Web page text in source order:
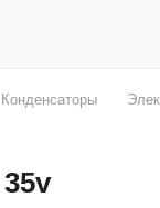
Конденсаторы